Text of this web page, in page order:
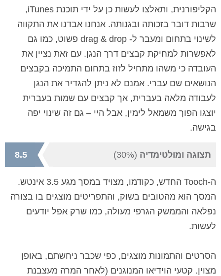
הקליפורנית, ותאלצו לעשות כן על ידי תוכנת iTunes
,
שרבות דובר בזכותה ובגנותה. אנחנו אבדנו את התקווה
לשינוי בתחום ומעבר ל- drag & drop פשוט, כמו גם
לאפשרות למחיקת קבצים דרך הנגן. עם זאת נציין את
העובדה כי משהו מתחיל לזוז בתחום התמיכה בקבצים
הנושאים שם עברי. אמנם לא ניתן להגדיר את הנגן
לעבודה מלאה בעברית, אך קבצים עם שמות בעברית
יוצגו הפוך משמאל לימין, אבל היי – גם זה שינוי יפה
בגישה.
תצוגה ומולטימדיה (30%)
8.5
ה-Tooch
החדש, כקודמו, מצויד במסך מגע 3.5 אינטש.
המסך הוא מהטובים בשוק, והתפריטים מוצגים בו בצורה
נפלאה והממשק הגרפי מעולה, כמו שרק אפל יודעים
לעשות.
הסרטים והתמונות מוצגים, כפי שכבר ניחשתם, באופן
מצוין. קטעי הוידיאו המנוגנים (לאחר המרה מעצבנת